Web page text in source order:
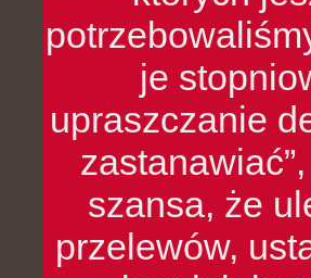
je
upraszczanie
szansa, że
przelewów,